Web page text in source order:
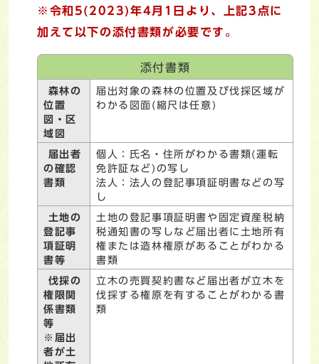
※令和5(2023)年4月1日より、上記3点に
加えて以下の添付書類が必要です。
添付書類
森林の
位置
図・区
域図
届出対象の森林の位置及び伐採区域が
わかる図面(縮尺は任意)
届出者
の確認
書類
個人：氏名・住所がわかる書類(運転
免許証など)の写し
法人：法人の登記事項証明書などの写
し
土地の
登記事
項証明
書等
土地の登記事項証明書や固定資産税納
税通知書の写しなど届出者に土地所有
権または造林権原があることがわかる
書類
伐採の
権限関
係書類
等
※届出
者が土
立木の売買契約書など届出者が立木を
伐採する権原を有することがわかる書
類